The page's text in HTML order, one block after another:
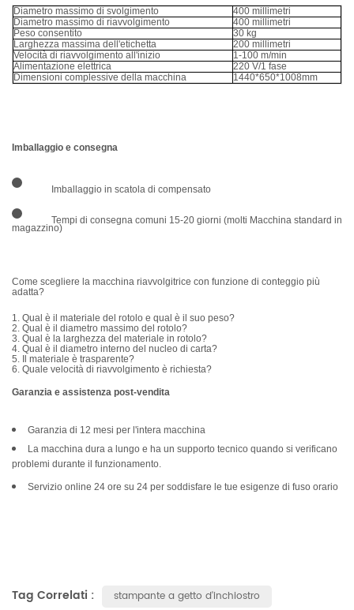
Diametro massimo di svolgimento
400 millimetri
Diametro massimo di riavvolgimento
400 millimetri
Peso consentito
30 kg
Larghezza massima dell'etichetta
200 millimetri
Velocità di riavvolgimento all'inizio
1-100 m/min
Alimentazione elettrica
220 V/1 fase
Dimensioni complessive della macchina
1440*650*1008mm
Imballaggio e consegna
Imballaggio in scatola di compensato
Tempi di consegna comuni 15-20 giorni (molti Macchina standard in
magazzino)
Come scegliere la macchina riavvolgitrice con funzione di conteggio più
adatta?
1. Qual è il materiale del rotolo e qual è il suo peso?
2. Qual è il diametro massimo del rotolo?
3. Qual è la larghezza del materiale in rotolo?
4. Qual è il diametro interno del nucleo di carta?
5. Il materiale è trasparente?
6. Quale velocità di riavvolgimento è richiesta?
Garanzia e assistenza post-vendita
Garanzia di 12 mesi per l'intera macchina
La macchina dura a lungo e ha un supporto tecnico quando si verificano
problemi durante il funzionamento.
Servizio online 24 ore su 24 per soddisfare le tue esigenze di fuso orario
Tag Correlati :
stampante a getto d'inchiostro